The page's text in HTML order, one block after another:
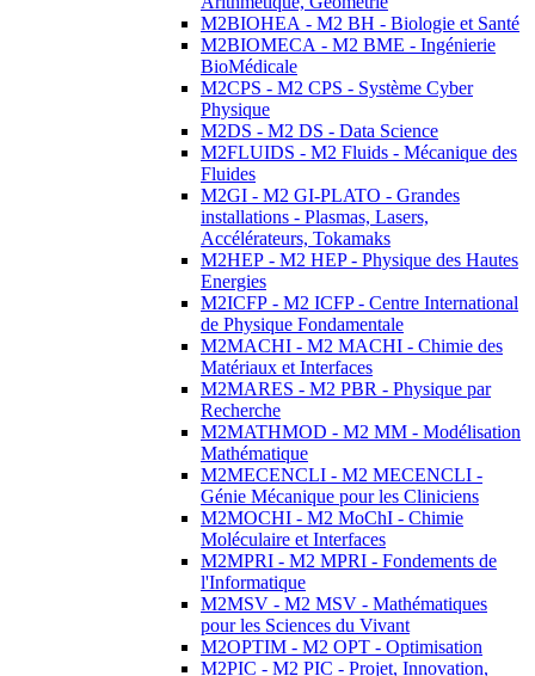
M2BIOHEA - M2 BH - Biologie et Santé
M2BIOMECA - M2 BME - Ingénierie
BioMédicale
M2CPS - M2 CPS - Système Cyber
Physique
M2DS - M2 DS - Data Science
M2FLUIDS - M2 Fluids - Mécanique des
Fluides
M2GI - M2 GI-PLATO - Grandes
installations - Plasmas, Lasers,
Accélérateurs, Tokamaks
M2HEP - M2 HEP - Physique des Hautes
Energies
M2ICFP - M2 ICFP - Centre International
de Physique Fondamentale
M2MACHI - M2 MACHI - Chimie des
Matériaux et Interfaces
M2MARES - M2 PBR - Physique par
Recherche
M2MATHMOD - M2 MM - Modélisation
Mathématique
M2MECENCLI - M2 MECENCLI -
Génie Mécanique pour les Cliniciens
M2MOCHI - M2 MoChI - Chimie
Moléculaire et Interfaces
M2MPRI - M2 MPRI - Fondements de
l'Informatique
M2MSV - M2 MSV - Mathématiques
pour les Sciences du Vivant
M2OPTIM - M2 OPT - Optimisation
M2PIC - M2 PIC - Projet, Innovation,